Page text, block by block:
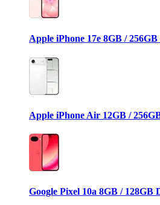
Apple iPhone 17e 8GB /
Apple iPhone Air 12GB /
Google Pixel 10a 8GB /